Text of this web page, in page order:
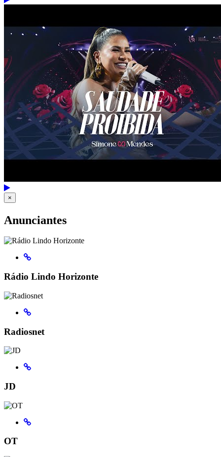
×
Anunciantes
Rádio Lindo Horizonte
Radiosnet
JD
OT